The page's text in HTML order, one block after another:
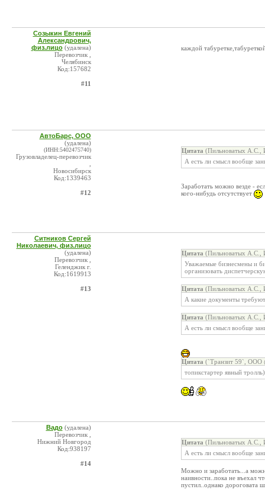
Созыкин Евгений
Александрович,
физ.лицо (удалена)
Перевозчик ,
Челябинск
Код:157682
#11
каждой
АвтоБарс, ООО
(удалена)
(ИНН:5402475740)
Грузовладелец-перевозчик
Новосибирск
Код:1339463
#12
Цитата (Пильноватых А.С.,
А есть ли смысл вообще
Заработать можно везде -
кого-нибудь отсутствует
Ситников Сергей
Николаевич, физ.лицо
(удалена)
Перевозчик ,
Геленджик г.
Код:1619913
#13
Цитата (Пильноватых А.С.,
Уважаемые бизнесмены и
организовать
Цитата (Пильноватых А.С.,
А какие документы
Цитата (Пильноватых А.С.,
А есть ли смысл вообще
Цитата (`Транзит 59`, ООО
топикстартер явный
Вадо (удалена)
Перевозчик ,
Нижний Новгород
Код:938197
#14
Цитата (Пильноватых А.С.,
А есть ли смысл вообще
Можно и заработать...а
наивности..пока не въехал
пустил..однако дороговата